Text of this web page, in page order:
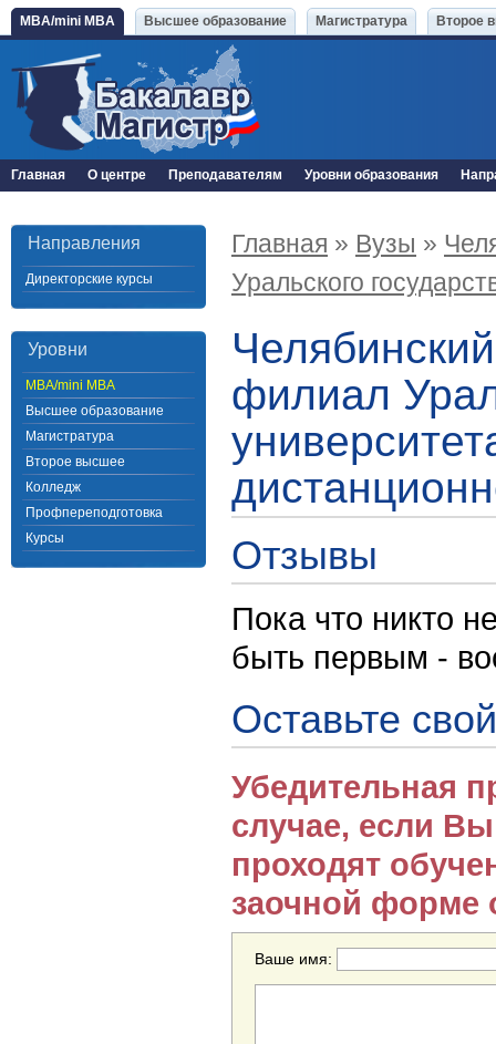
MBA/mini MBA Высшее образование Магистратура Второе
Главная О центре Преподавателям Уровни образования
Направления
Директорские курсы
Уровни
MBA/mini MBA
Высшее образование
Магистратура
Второе высшее
Колледж
Профпереподготовка
Курсы
Главная » Вузы »
Уральского
филиал
Отзывы
Пока что никто
быть первым -
Оставьте
Убедительная
случае, если
проходят
заочной форме
Ваше имя: